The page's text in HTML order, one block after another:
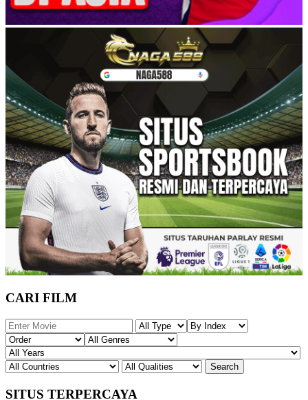
CARI FILM
SITUS TERPERCAYA